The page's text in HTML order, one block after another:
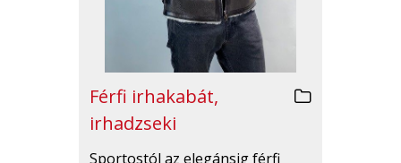
Férfi irhakabát,
irhadzseki
Sportostól az elegánsig férfi